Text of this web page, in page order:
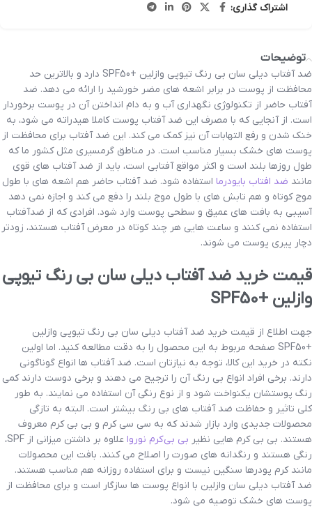
اشتراک گذاری:
توضیحات
ضد آفتاب دیلی سان بی رنگ تیوپی وازلین +SPF50 دارد و بالاترین حد
محافظت از پوست در برابر اشعه های مضر خورشید را ارائه می دهد. ضد
آفتاب حاضر از تکنولوژی نگهداری آب و به دام انداختن آن در پوست برخوردار
است. از آنجایی که با مصرف این ضد آفتاب پوست کاملا هیدراته می شود، به
خنک شدن و رفع التهابات آن نیز کمک می کند. این ضد آفتاب برای محافظت از
پوست های خشک بسیار مناسب است. در مناطق گرمسیری مثل کشور ما که
طول روزها بلند است و اکثر مواقع آفتابی است، باید از ضد آفتاب های قوی
مانند ضد افتاب بایودرما استفاده شود. ضد آفتاب حاضر هم اشعه های با طول
موج کوتاه و هم تابش های با طول موج بلند را دفع می کند و اجازه نمی دهد
آسیبی به بافت های عمیق و سطحی پوست وارد شود. افرادی که از ضدآفتاب
استفاده نمی کنند و ساعت هایی هر چند کوتاه در معرض آفتاب هستند، زودتر
دچار پیری پوست می شوند.
قیمت خرید ضد آفتاب دیلی سان بی رنگ تیوپی
وازلین +SPF50
جهت اطلاع از قیمت خرید ضد آفتاب دیلی سان بی رنگ تیوپی وازلین
+SPF50 صفحه مربوط به این محصول را به دقت مطالعه کنید. اما اولین
نکته در خرید این کالا، توجه به نیازتان است. ضد آفتاب ها انواع گوناگونی
دارند. برخی افراد انواع بی رنگ آن را ترجیح می دهند و برخی دوست دارند کمی
رنگ پوستشان یکنواخت شود و از نوع رنگی آن استفاده می نمایند. به طور
کلی تاثیر و حفاظت ضد آفتاب های بی رنگ بیشتر است. البته به تازگی
محصولات جدیدی وارد بازار شدند که به سی سی کرم و بی بی کرم معروف
هستند. بی بی کرم هایی نظیر بی بی کرم نوروا
علاوه بر داشتن میزانی از SPF،
رنگی هستند و رنگدانه های صورت را اصلاح می کنند. بافت این محصولات
مانند کرم پودرها سنگین نیست و برای استفاده روزانه هم مناسب هستند.
ضد آفتاب دیلی سان وازلین با انواع پوست ها سازگار است و برای محافظت از
پوست های خشک توصیه می شود.